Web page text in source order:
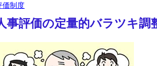
価制度
事評価の定量的バラツキ調